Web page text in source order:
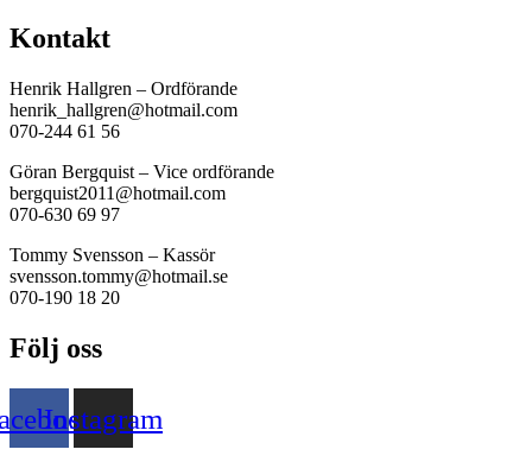
Kontakt
Henrik Hallgren – Ordförande
henrik_hallgren@hotmail.com
070-244 61 56
Göran Bergquist – Vice ordförande
bergquist2011@hotmail.com
070-630 69 97
Tommy Svensson – Kassör
svensson.tommy@hotmail.se
070-190 18 20
Följ oss
Instagram